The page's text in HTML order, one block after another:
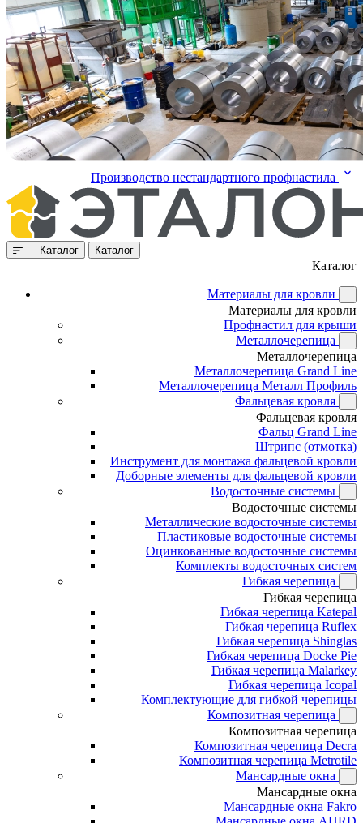
Производство нестандартного профнастила
Каталог Каталог
Каталог
Материалы для кровли
Материалы для кровли
Профнастил для крыши
Металлочерепица
Металлочерепица
Металлочерепица Grand Line
Металлочерепица Металл Профиль
Фальцевая кровля
Фальцевая кровля
Фальц Grand Line
Штрипс (отмотка)
Инструмент для монтажа фальцевой кровли
Доборные элементы для фальцевой кровли
Водосточные системы
Водосточные системы
Металлические водосточные системы
Пластиковые водосточные системы
Оцинкованные водосточные системы
Комплекты водосточных систем
Гибкая черепица
Гибкая черепица
Гибкая черепица Katepal
Гибкая черепица Ruflex
Гибкая черепица Shinglas
Гибкая черепица Docke Pie
Гибкая черепица Malarkey
Гибкая черепица Icopal
Комплектующие для гибкой черепицы
Композитная черепица
Композитная черепица
Композитная черепица Decra
Композитная черепица Metrotile
Мансардные окна
Мансардные окна
Мансардные окна Fakro